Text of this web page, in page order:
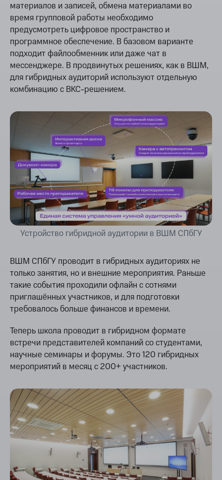
материалов и записей, обмена материалами во
время групповой работы необходимо
предусмотреть цифровое пространство и
программное обеспечение. В базовом варианте
подходит файлообменник или даже чат в
мессенджере. В продвинутых решениях, как в ВШМ,
для гибридных аудиторий используют отдельную
комбинацию с ВКС-решением.
Устройство гибридной аудитории в ВШМ СПбГУ
ВШМ СПбГУ проводит в гибридных аудиториях не
только занятия, но и внешние мероприятия. Раньше
такие события проходили офлайн с сотнями
приглашённых участников, и для подготовки
требовалось больше финансов и времени.
Теперь школа проводит в гибридном формате
встречи представителей компаний со студентами,
научные семинары и форумы. Это 120 гибридных
мероприятий в месяц с 200+ участников.